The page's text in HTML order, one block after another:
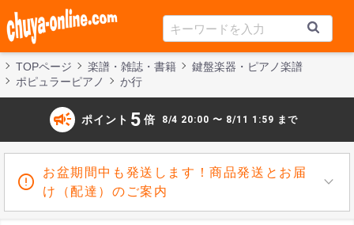
TOPページ 楽譜・雑誌・書籍
鍵盤楽器・ピアノ楽譜
ポピュラーピアノ
か行
campaign ポイント 5 倍 8/4 20:00 〜 8/11 1:59 まで
お盆期間中も発送します！商品発送とお届
け（配達）のご案内